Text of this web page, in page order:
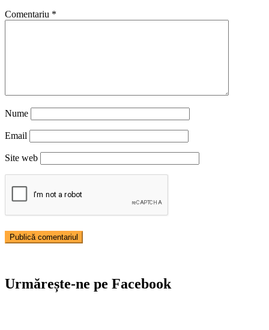
Comentariu *
Nume
Email
Site web
Urmărește-ne pe Facebook